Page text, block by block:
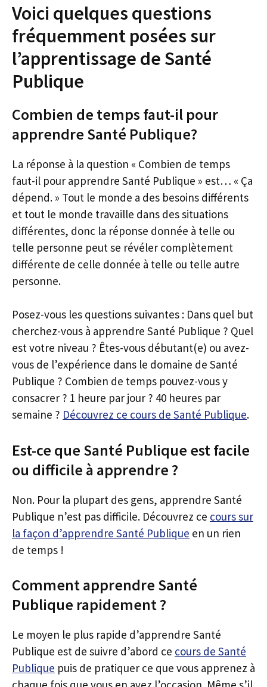
Voici quelques questions
fréquemment posées sur
l’apprentissage de Santé
Publique
Combien de temps faut-il pour
apprendre Santé Publique?
La réponse à la question « Combien de temps
faut-il pour apprendre Santé Publique » est… « Ça
dépend. » Tout le monde a des besoins différents
et tout le monde travaille dans des situations
différentes, donc la réponse donnée à telle ou
telle personne peut se révéler complètement
différente de celle donnée à telle ou telle autre
personne.
Posez-vous les questions suivantes : Dans quel but
cherchez-vous à apprendre Santé Publique ? Quel
est votre niveau ? Êtes-vous débutant(e) ou avez-
vous de l’expérience dans le domaine de Santé
Publique ? Combien de temps pouvez-vous y
consacrer ? 1 heure par jour ? 40 heures par
semaine ? Découvrez ce cours de Santé Publique.
Est-ce que Santé Publique est facile
ou difficile à apprendre ?
Non. Pour la plupart des gens, apprendre Santé
Publique n’est pas difficile. Découvrez ce cours sur
la façon d’apprendre Santé Publique en un rien
de temps !
Comment apprendre Santé
Publique rapidement ?
Le moyen le plus rapide d’apprendre Santé
Publique est de suivre d’abord ce cours de Santé
Publique puis de pratiquer ce que vous apprenez à